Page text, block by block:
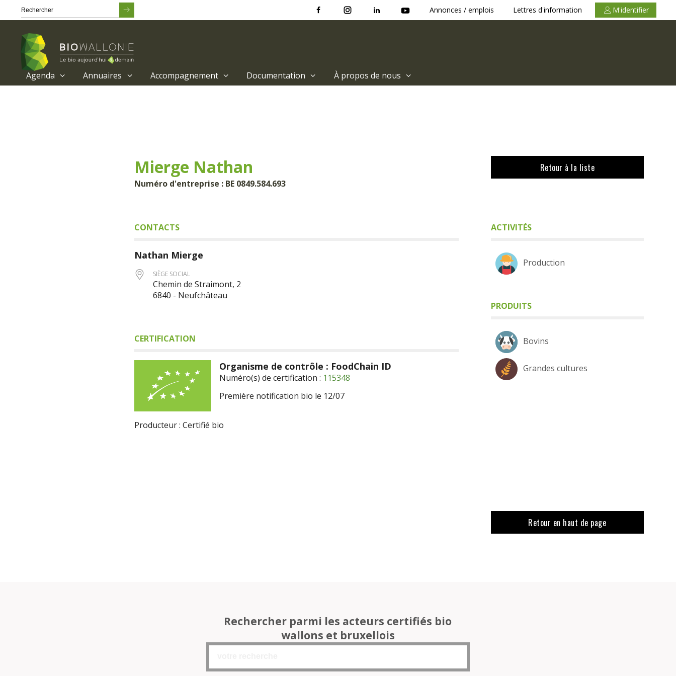
Annonces / emplois Lettres d'information M'identifier
Agenda Annuaires Accompagnement Documentation À propos de nous
Mierge Nathan
Numéro d'entreprise : BE 0849.584.693
CONTACTS
Nathan Mierge
SIÈGE SOCIAL
Chemin de Straimont, 2
6840 - Neufchâteau
CERTIFICATION
Organisme de contrôle : FoodChain ID
Numéro(s) de certification : 115348
Première notification bio le 12/07
Producteur : Certifié bio
Retour à la liste
ACTIVITÉS
Production
PRODUITS
Bovins
Grandes cultures
Retour en haut de page
Rechercher parmi les acteurs certifiés bio
wallons et bruxellois